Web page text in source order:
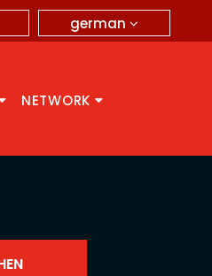
german
NETWORK